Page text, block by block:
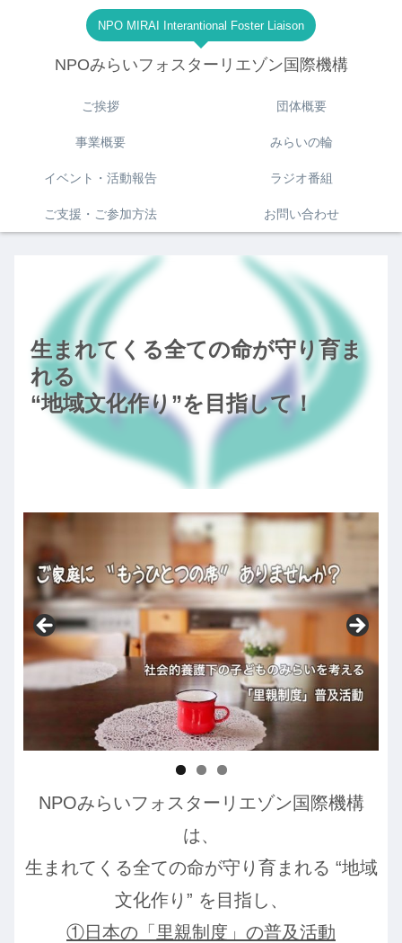
NPO MIRAI Interantional Foster Liaison
NPOみらいフォスターリエゾン国際機構
ご挨拶 団体概要
事業概要 みらいの輪
イベント・活動報告 ラジオ番組
ご支援・ご参加方法 お問い合わせ
生まれてくる全ての命が守り育ま
れる
“地域文化作り”を目指して！
NPOみらいフォスターリエゾン国際機構
は、
生まれてくる全ての命が守り育まれる “地域
文化作り” を目指し、
①日本の「里親制度」の普及活動